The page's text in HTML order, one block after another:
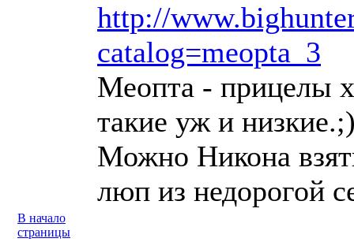
http://
catalog=meopta_3
Меопта - прицелы
такие уж и
Можно Никона
люп из недорогой
В начало
страницы